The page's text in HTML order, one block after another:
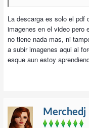
La descarga es solo el pdf
imagenes en el video pero
no tiene nada mas, ni
a subir imagenes aqui al
esque aun estoy
Merchedj